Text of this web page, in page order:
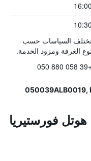
16:00
10:30
السياسات حسب
نوع الغرفة ومزود الخدمة.
+39
فورستيريا